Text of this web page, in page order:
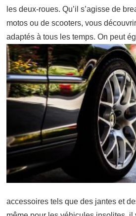
les deux-roues. Qu’il s’agisse de
motos ou de scooters, vous
adaptés à tous les temps. On peut
accessoires tels que des jantes et